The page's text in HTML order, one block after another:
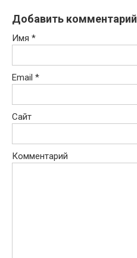
Добавить комментарий
Имя *
Email *
Сайт
Комментарий